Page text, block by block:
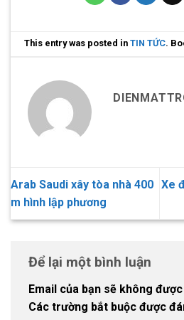
This entry was posted inTIN TỨC.
Arab Saudi xây tòa nhà 400
m hình lập phương
Xe
Để lại một bình luận
Email của bạn sẽ không
Các trường bắt buộc được